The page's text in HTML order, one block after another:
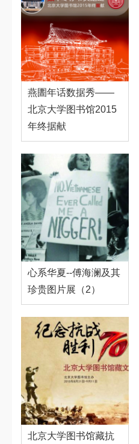
燕圕年话数据秀——
北京大学图书馆2015
年终据献
心系华夏--傅海澜及其
珍贵图片展（2）
北京大学图书馆藏抗